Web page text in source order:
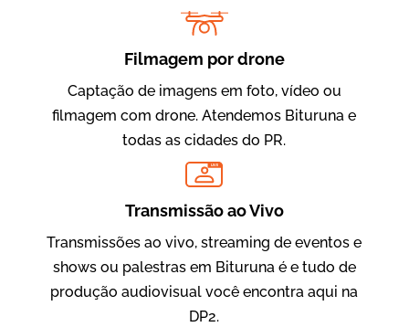
Evolucional
Vídeos para Treinamentos
Filmagem por drone
Captação de imagens em foto, vídeo ou
filmagem com drone. Atendemos Bituruna e
todas as cidades do PR.
LIVE
Transmissão ao Vivo
Transmissões ao vivo, streaming de eventos e
shows ou palestras em Bituruna é e tudo de
produção audiovisual você encontra aqui na
DP2.